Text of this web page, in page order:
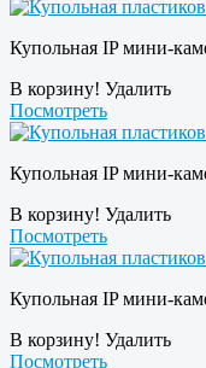
Купольная IP мини-
В корзину! Удалить
Посмотреть
Купольная IP мини-
В корзину! Удалить
Посмотреть
Купольная IP мини-
В корзину! Удалить
Посмотреть